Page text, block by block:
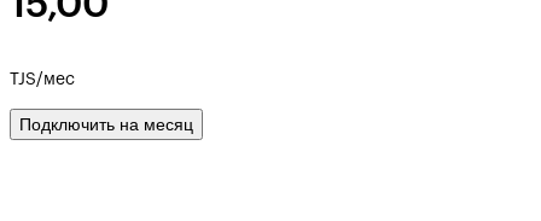
TJS/мес
Подключить на месяц